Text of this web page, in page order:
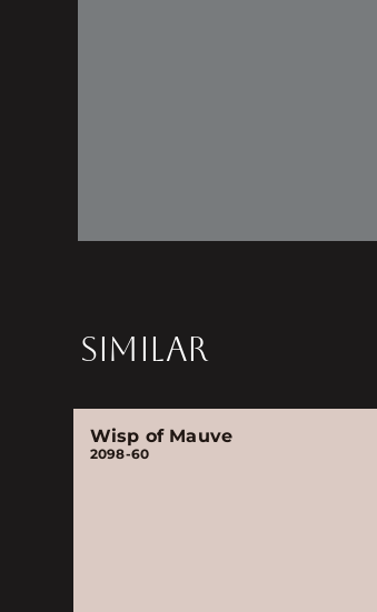
SIMILAR
Wisp of Mauve
2098-60